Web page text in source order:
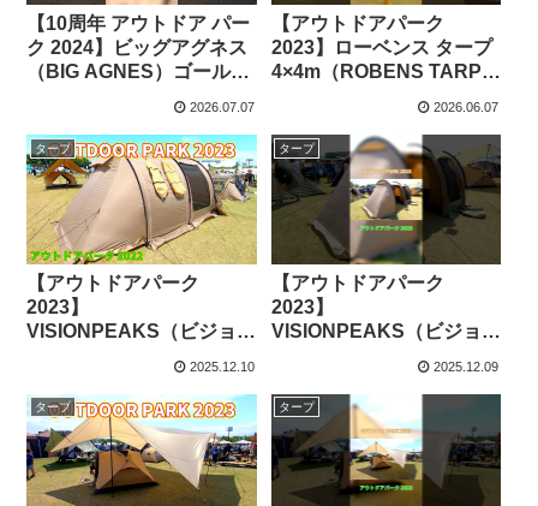
【10周年 アウトドア パー
ク 2024】ビッグアグネス
（BIG AGNES）ゴールド
（GOLD CAMP）ベージ
ュの紹介 #Short #ショー
ト – cocoa
2026.07.07
【アウトドアパーク
2023】ローベンス タープ
4×4m（ROBENS TARP
ョート – akoakoa
2026.06.07
タープ
【アウトドアパーク
2023】
VISIONPEAKS（ビジョン
アーチ2ルームテント
VP160101J01の紹介 –
akoakoa
2025.12.10
タープ
【アウトドアパーク
2023】
VISIONPEAKS（ビジョン
アーチ2ルームテント
VP160101J01の紹介
#Short #ショート –
akoakoa
2025.12.09
タープ タープ